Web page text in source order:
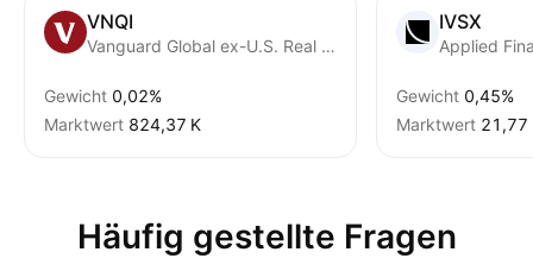
VNQI
Vanguard Global ex-U.S. Real Estate ETF
Gewicht 0,02%
Marktwert ‪824,37 K‬
IVSX
Gewicht 0,45%
Marktwert ‪21,77
Häufig gestellte Fragen